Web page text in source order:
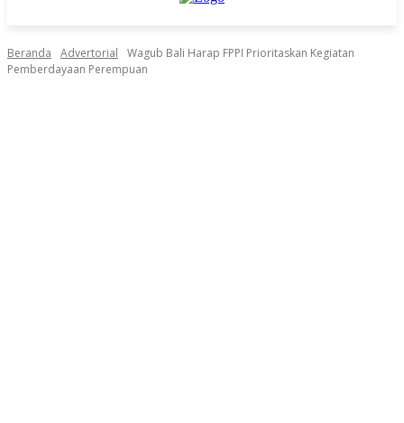
Beranda Advertorial
Wagub Bali Harap FPPI Prioritaskan Kegiatan
Pemberdayaan Perempuan